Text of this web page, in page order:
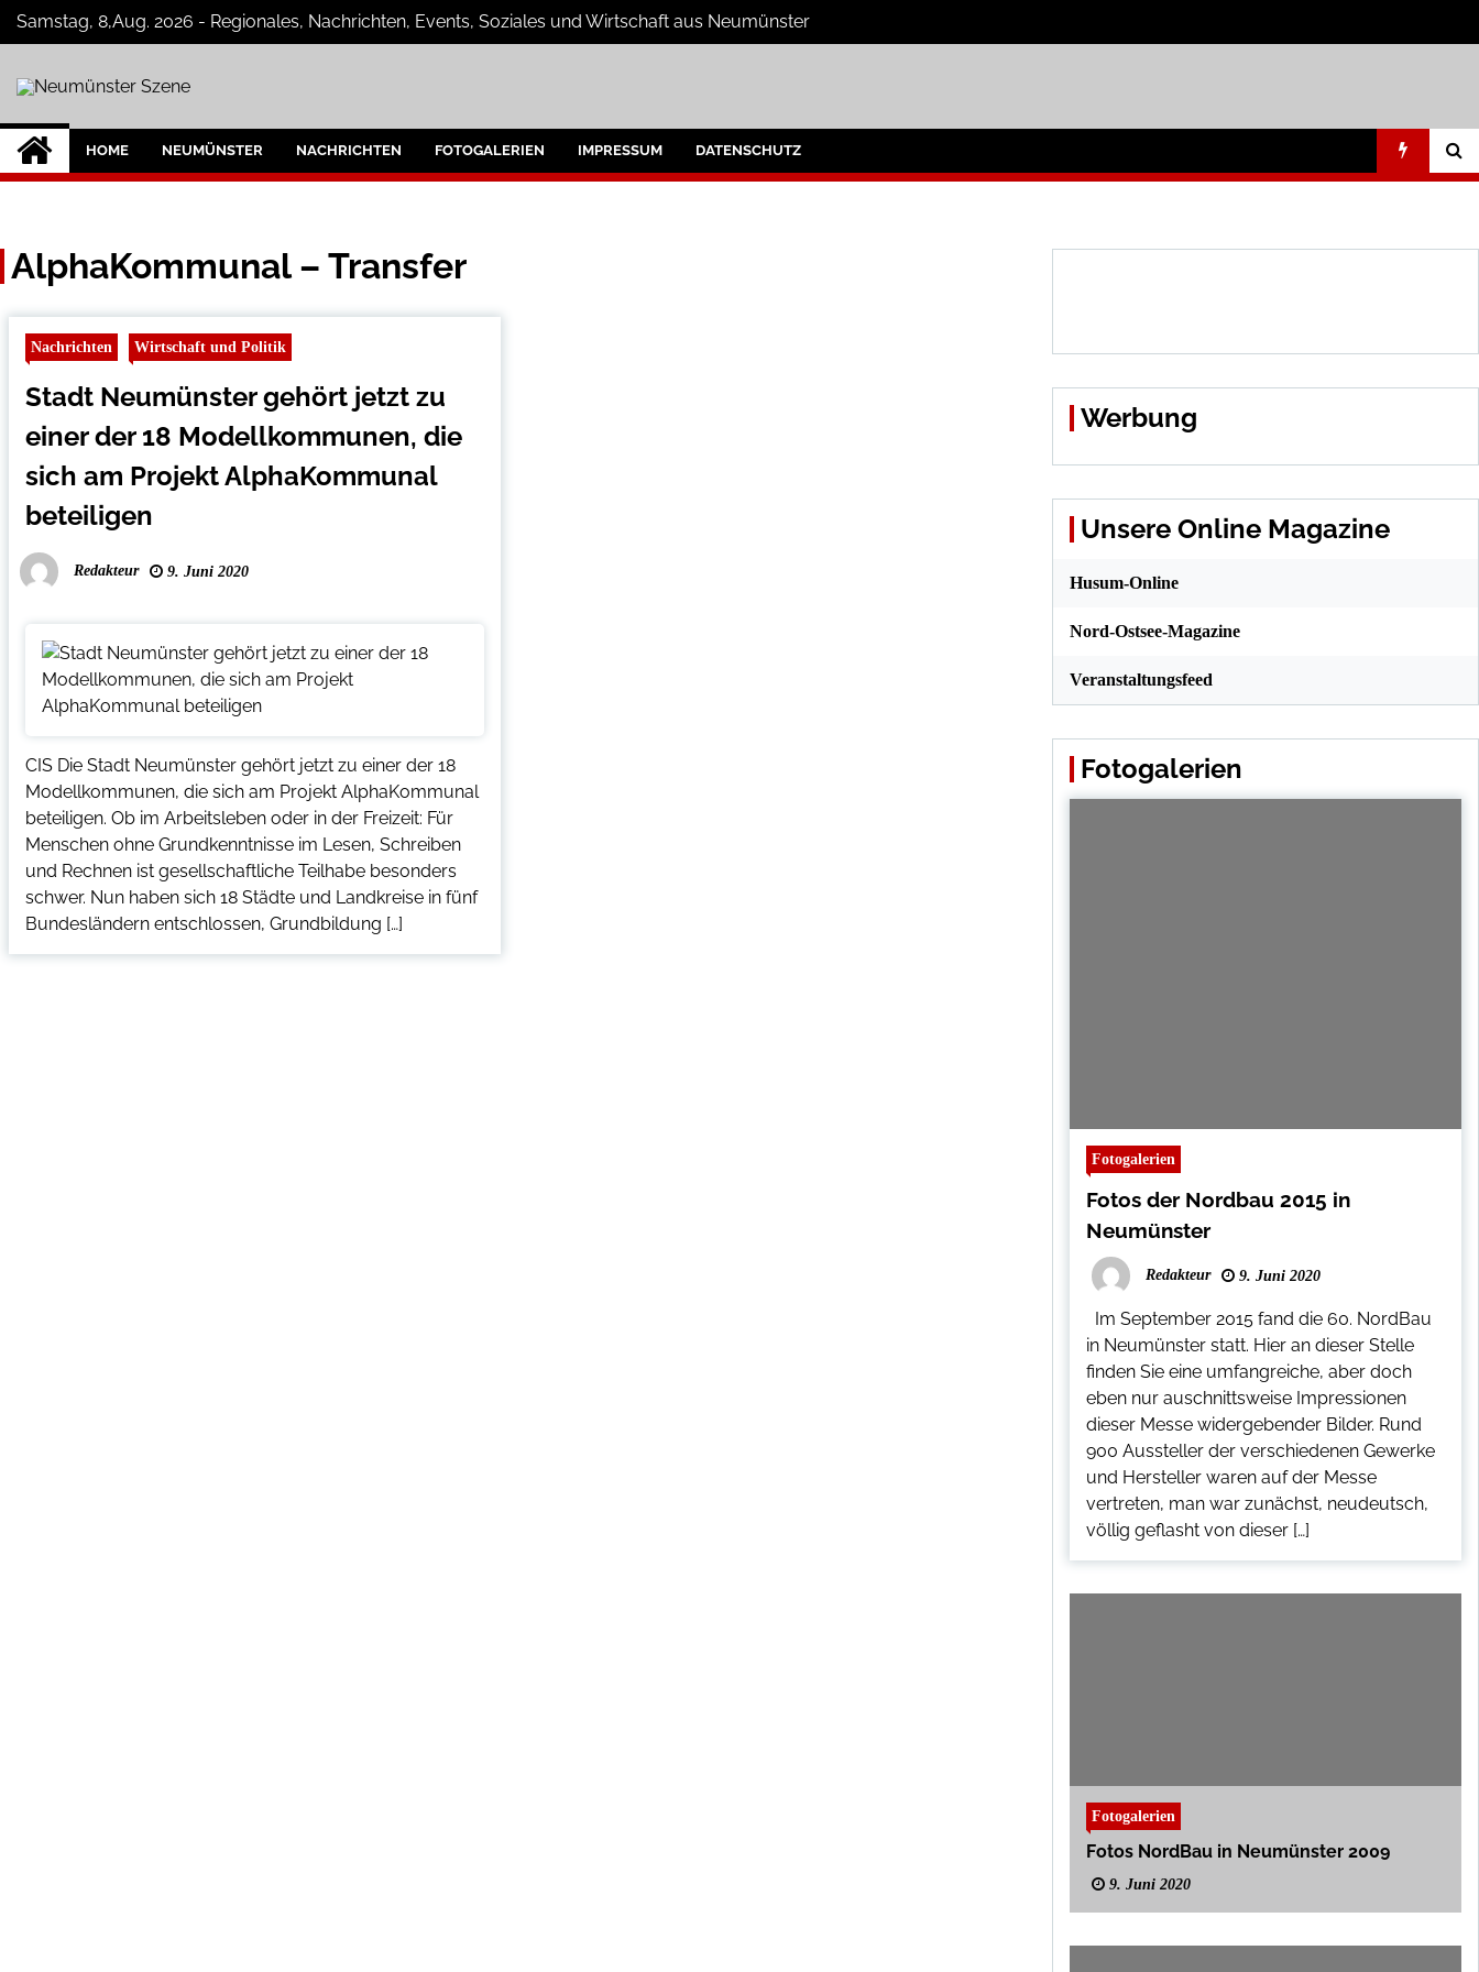
SkipSamstag, 8,Aug. 2026 - Regionales, Nachrichten, Events, Soziales und Wirtschaft aus Neumünster
Neumünster Szene
Neuigkeiten und Nachrichten aus Neumünster und Umgebung
HOME NEUMÜNSTER NACHRICHTEN FOTOGALERIEN IMPRESSUM DATENSCHUTZ
AlphaKommunal – Transfer
Nachrichten Wirtschaft und Politik
Stadt Neumünster gehört jetzt zu
einer der 18 Modellkommunen, die
sich am Projekt AlphaKommunal
beteiligen
Redakteur 9. Juni 2020
CIS Die Stadt Neumünster gehört jetzt zu einer der 18
Modellkommunen, die sich am Projekt AlphaKommunal
beteiligen. Ob im Arbeitsleben oder in der Freizeit: Für
Menschen ohne Grundkenntnisse im Lesen, Schreiben
und Rechnen ist gesellschaftliche Teilhabe besonders
schwer. Nun haben sich 18 Städte und Landkreise in fünf
Bundesländern entschlossen, Grundbildung […]
Werbung
Unsere Online Magazine
Husum-Online
Nord-Ostsee-Magazine
Veranstaltungsfeed
Fotogalerien
Fotogalerien
Fotos der Nordbau 2015 in
Neumünster
Redakteur 9. Juni 2020
Im September 2015 fand die 60. NordBau
in Neumünster statt. Hier an dieser Stelle
finden Sie eine umfangreiche, aber doch
eben nur auschnittsweise Impressionen
dieser Messe widergebender Bilder. Rund
900 Aussteller der verschiedenen Gewerke
und Hersteller waren auf der Messe
vertreten, man war zunächst, neudeutsch,
völlig geflasht von dieser […]
Fotogalerien
Fotos NordBau in Neumünster 2009
9. Juni 2020